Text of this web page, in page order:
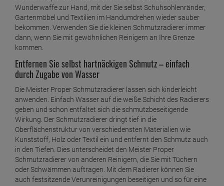
Wunderwaffe zur Hand, mit der Sie selbst Schuhsohlenränder,
Gartenmöbel und Textilien im Handumdrehen wieder sauber
bekommen. Verwenden Sie die kleinen Schmutzradierer immer
dann, wenn Sie mit gewöhnlichen Reinigern an Ihre Grenze
kommen.
Entfernen Sie selbst hartnäckigen Schmutz – einfach
durch Zugabe von Wasser
Die Meister Proper Schmutzradierer lassen sich kinderleicht
anwenden. Einfach Wasser auf die weiße Schicht des Radierers
geben und schon entfaltet sich die schmutzbeseitigende
Wirkung. Der Schmutzradierer dringt tief in die
Oberflächenstruktur von verschiedensten Materialien wie
Kunststoff, Holz oder Textil ein und entfernt den Schmutz auch
in den Tiefen. Dies unterscheidet den Meister Proper
Schmutzradierer von anderen Reinigern, die Sie mit Tüchern
oder Schwämmen auftragen. Mit dem Radierer können Sie
auch festsitzende Verunreinigungen beseitigen und so für eine